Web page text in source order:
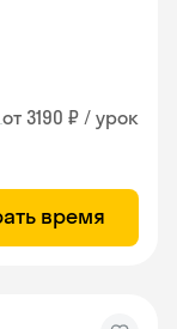
от 3190 ₽ / урок
время